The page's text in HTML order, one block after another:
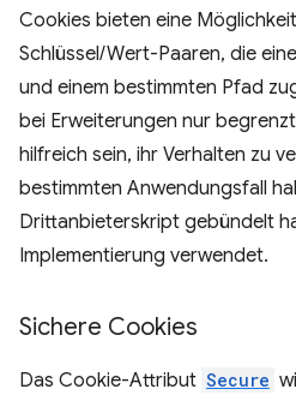
Cookies bieten eine
Schlüssel/Wert-Paaren, die
und einem bestimmten Pfad
bei Erweiterungen nur
hilfreich sein, ihr Verhalten zu
bestimmten Anwendungsfall
Drittanbieterskript gebündelt
Implementierung verwendet.
Sichere Cookies
Das Cookie-Attribut Secure